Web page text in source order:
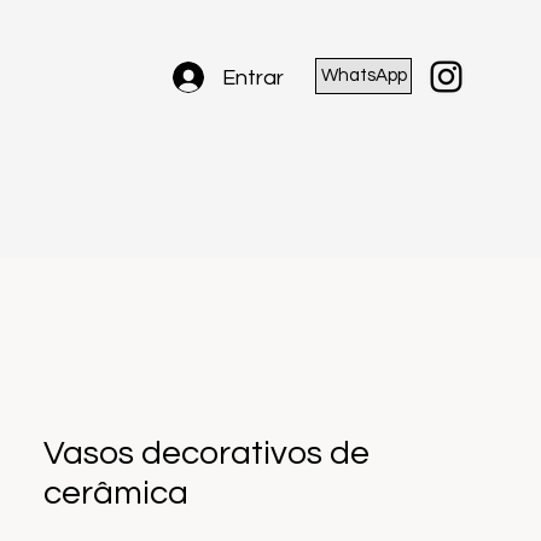
Entrar WhatsApp
Vasos decorativos de
cerâmica